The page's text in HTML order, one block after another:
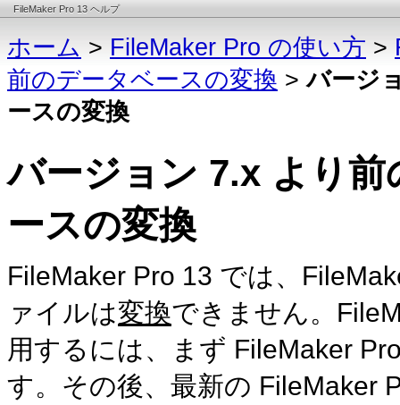
FileMaker Pro 13 ヘルプ
ホーム > FileMaker Pro の使い方 >
前のデータベースの変換 >バージ
ースの変換
バージョン 7.x より
ースの変換
FileMaker Pro 13 では、
ァイルは変換できません。
用するには、まず FileMaker
す。その後、最新の FileMaker